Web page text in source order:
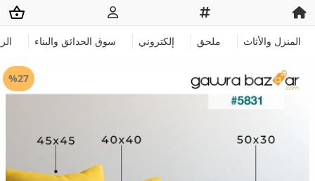
المنزل والأثاث ملحق إلكتروني سوق الحدائق والبناء
%27